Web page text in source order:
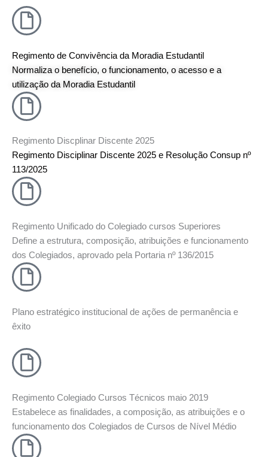
Regimento de Convivência da Moradia Estudantil
Normaliza o benefício, o funcionamento, o acesso e a
utilização da Moradia Estudantil
Regimento Discplinar Discente 2025
Regimento Disciplinar Discente 2025 e Resolução Consup nº
113/2025
Regimento Unificado do Colegiado cursos Superiores
Define a estrutura, composição, atribuições e funcionamento
dos Colegiados, aprovado pela Portaria nº 136/2015
Plano estratégico institucional de ações de permanência e
êxito
Regimento Colegiado Cursos Técnicos maio 2019
Estabelece as finalidades, a composição, as atribuições e o
funcionamento dos Colegiados de Cursos de Nível Médio